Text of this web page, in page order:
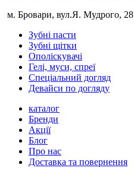
м. Бровари, вул.Я. Мудрого, 28
Зубні пасти
Зубні щітки
Ополіскувачі
Гелі, муси, спреї
Спеціальний догляд
Девайси по догляду
каталог
Бренди
Акції
Блог
Про нас
Доставка та повернення